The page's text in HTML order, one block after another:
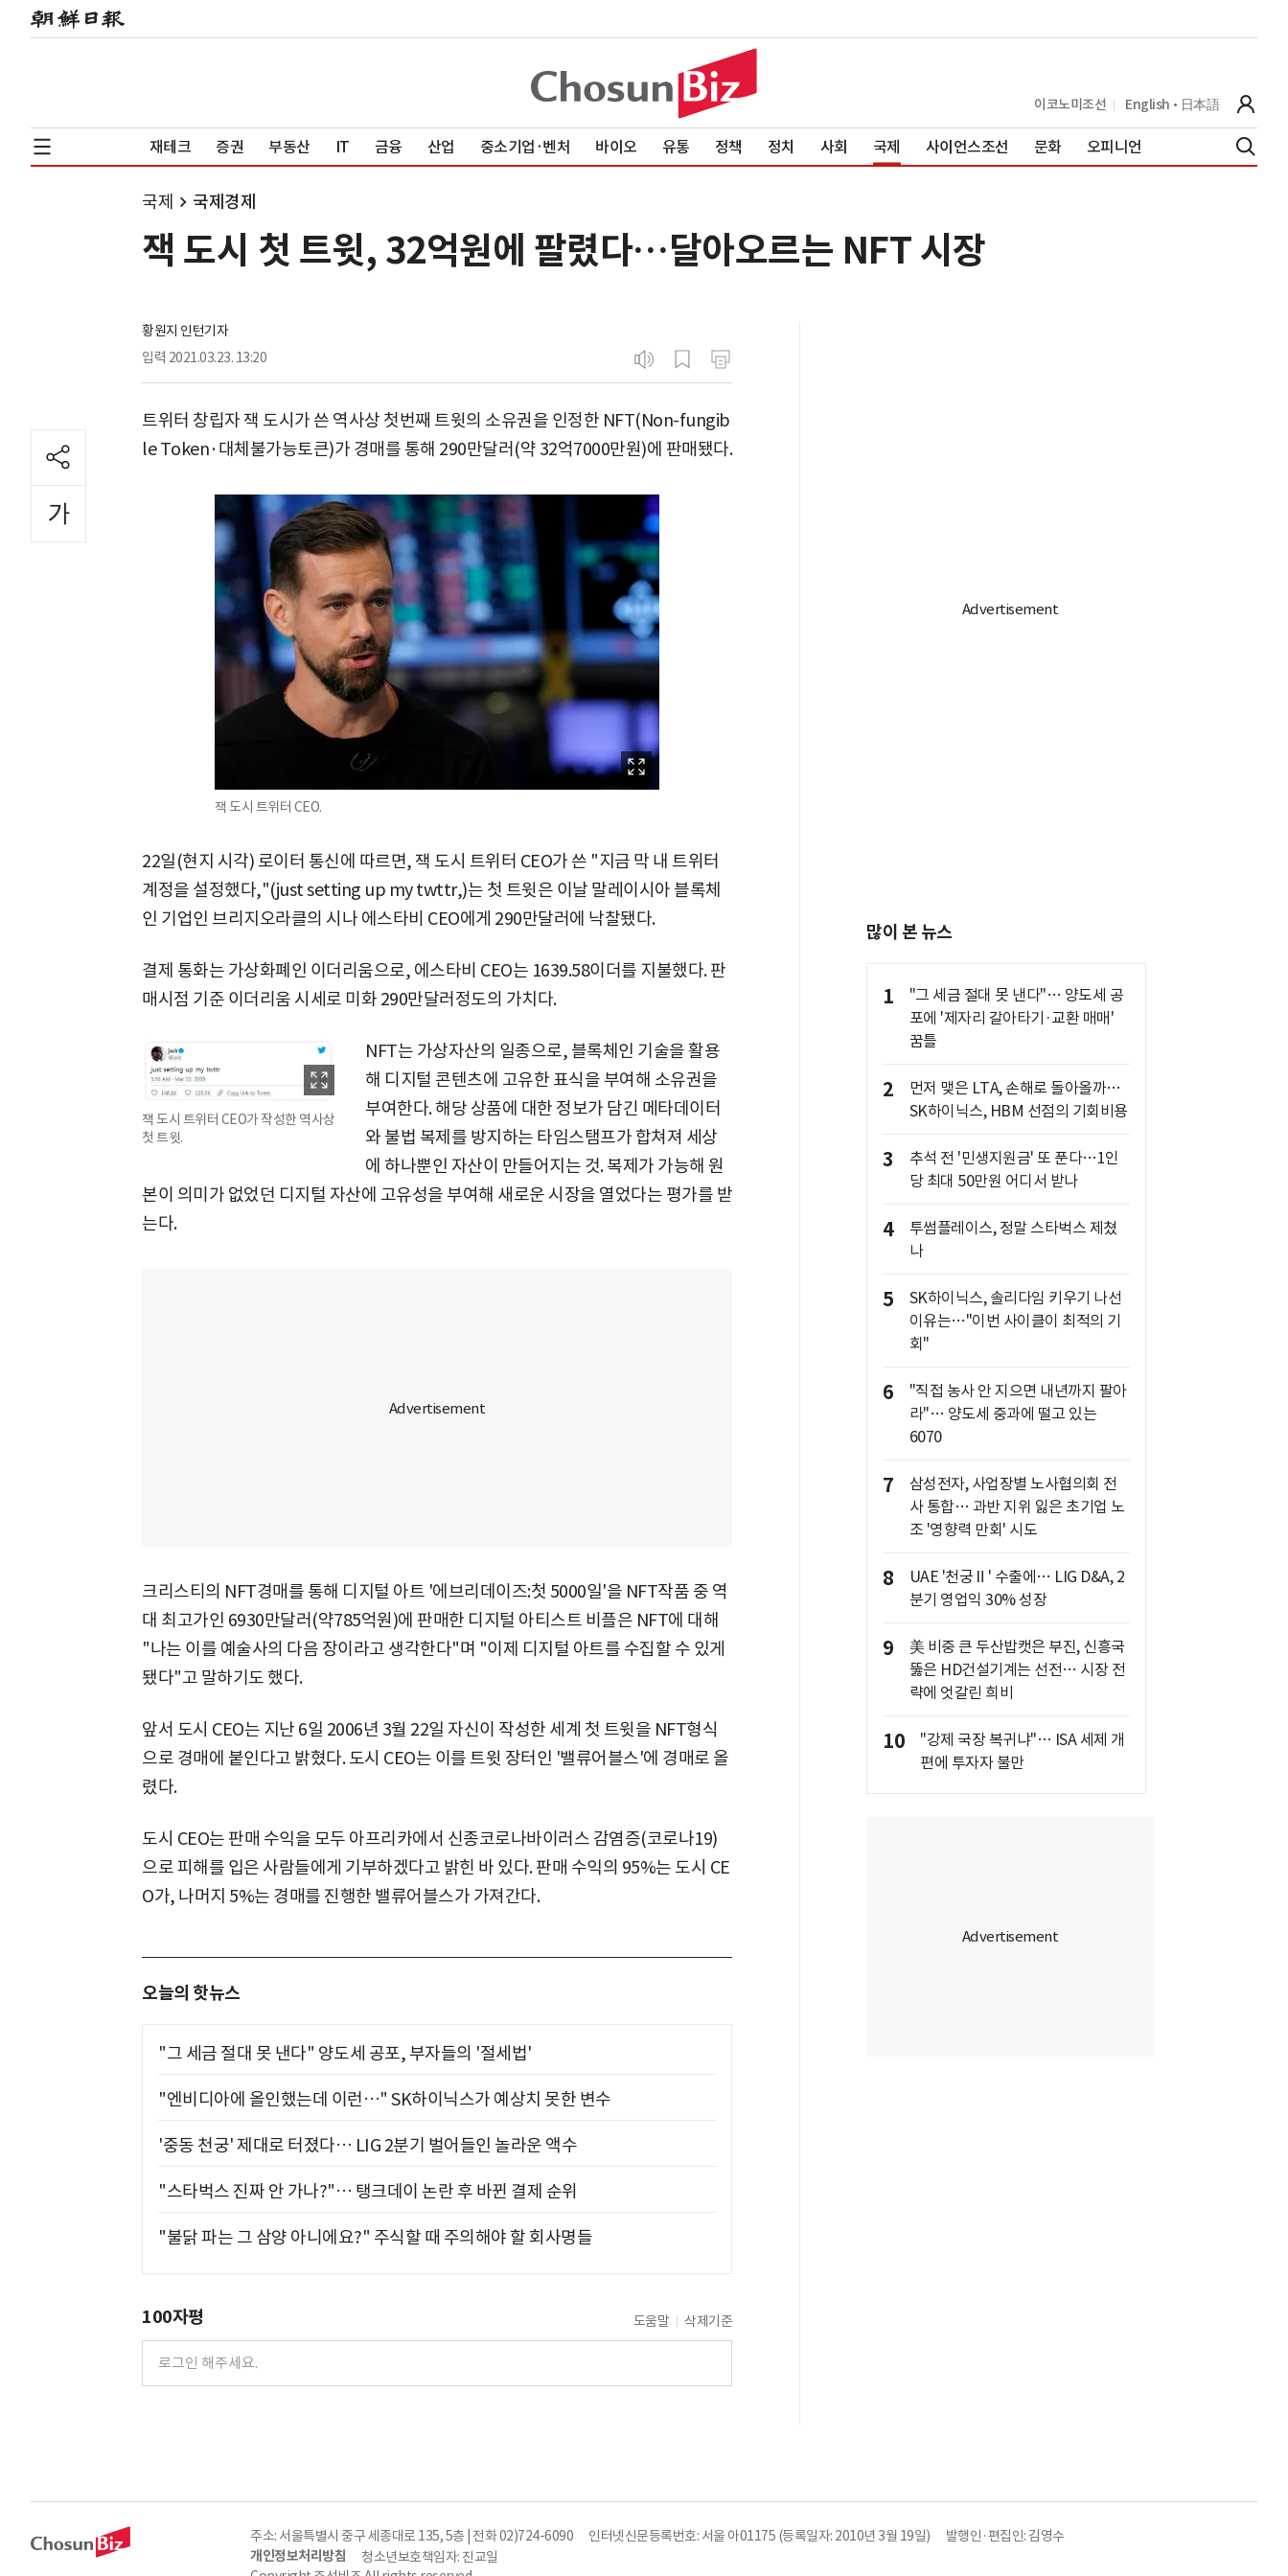
이코노미조선 English 日本語
재테크 증권 부동산 IT 금융 산업 중소기업·벤처 바이오 유통 정책 정치 사회 국제 사이언스조선 문화 오피니언
국제 국제경제
잭 도시 첫 트윗, 32억원에 팔렸다…달아오르는 NFT 시장
황원지 인턴기자
입력 2021.03.23. 13:20
트위터 창립자 잭 도시가 쓴 역사상 첫번째 트윗의 소유권을 인정한 NFT(Non-fungib
le Token·대체불가능토큰)가 경매를 통해 290만달러(약 32억7000만원)에 판매됐다.
잭 도시 트위터 CEO.
22일(현지 시각) 로이터 통신에 따르면, 잭 도시 트위터 CEO가 쓴 "지금 막 내 트위터
계정을 설정했다,"(just setting up my twttr,)는 첫 트윗은 이날 말레이시아 블록체
인 기업인 브리지오라클의 시나 에스타비 CEO에게 290만달러에 낙찰됐다.
결제 통화는 가상화폐인 이더리움으로, 에스타비 CEO는 1639.58이더를 지불했다. 판
매시점 기준 이더리움 시세로 미화 290만달러정도의 가치다.
잭 도시 트위터 CEO가 작성한 역사상
첫 트윗.
NFT는 가상자산의 일종으로, 블록체인 기술을 활용
해 디지털 콘텐츠에 고유한 표식을 부여해 소유권을
부여한다. 해당 상품에 대한 정보가 담긴 메타데이터
와 불법 복제를 방지하는 타임스탬프가 합쳐져 세상
에 하나뿐인 자산이 만들어지는 것. 복제가 가능해 원
본이 의미가 없었던 디지털 자산에 고유성을 부여해 새로운 시장을 열었다는 평가를 받
는다.
크리스티의 NFT경매를 통해 디지털 아트 '에브리데이즈:첫 5000일'을 NFT작품 중 역
대 최고가인 6930만달러(약785억원)에 판매한 디지털 아티스트 비플은 NFT에 대해
"나는 이를 예술사의 다음 장이라고 생각한다"며 "이제 디지털 아트를 수집할 수 있게
됐다"고 말하기도 했다.
앞서 도시 CEO는 지난 6일 2006년 3월 22일 자신이 작성한 세계 첫 트윗을 NFT형식
으로 경매에 붙인다고 밝혔다. 도시 CEO는 이를 트윗 장터인 '밸류어블스'에 경매로 올
렸다.
도시 CEO는 판매 수익을 모두 아프리카에서 신종코로나바이러스 감염증(코로나19)
으로 피해를 입은 사람들에게 기부하겠다고 밝힌 바 있다. 판매 수익의 95%는 도시 CE
O가, 나머지 5%는 경매를 진행한 밸류어블스가 가져간다.
오늘의 핫뉴스
"그 세금 절대 못 낸다" 양도세 공포, 부자들의 '절세법'
"엔비디아에 올인했는데 이런…" SK하이닉스가 예상치 못한 변수
'중동 천궁' 제대로 터졌다… LIG 2분기 벌어들인 놀라운 액수
"스타벅스 진짜 안 가나?"… 탱크데이 논란 후 바뀐 결제 순위
"불닭 파는 그 삼양 아니에요?" 주식할 때 주의해야 할 회사명들
100자평 도움말 삭제기준
많이 본 뉴스
1
"그 세금 절대 못 낸다"… 양도세 공
포에 '제자리 갈아타기·교환 매매'
꿈틀
2
먼저 맺은 LTA, 손해로 돌아올까…
SK하이닉스, HBM 선점의 기회비용
3
추석 전 '민생지원금' 또 푼다…1인
당 최대 50만원 어디서 받나
4
투썸플레이스, 정말 스타벅스 제쳤
나
5
SK하이닉스, 솔리다임 키우기 나선
이유는…"이번 사이클이 최적의 기
회"
6
"직접 농사 안 지으면 내년까지 팔아
라"… 양도세 중과에 떨고 있는
6070
7
삼성전자, 사업장별 노사협의회 전
사 통합… 과반 지위 잃은 초기업 노
조 '영향력 만회' 시도
8
UAE '천궁Ⅱ' 수출에… LIG D&A, 2
분기 영업익 30% 성장
9
美 비중 큰 두산밥캣은 부진, 신흥국
뚫은 HD건설기계는 선전… 시장 전
략에 엇갈린 희비
10
"강제 국장 복귀냐"… ISA 세제 개
편에 투자자 불만
주소: 서울특별시 중구 세종대로 135, 5층 | 전화 02)724-6090 인터넷신문등록번호: 서울 아01175 (등록일자: 2010년 3월 19일)
발행인·편집인: 김영수
개인정보처리방침
청소년보호책임자: 진교일